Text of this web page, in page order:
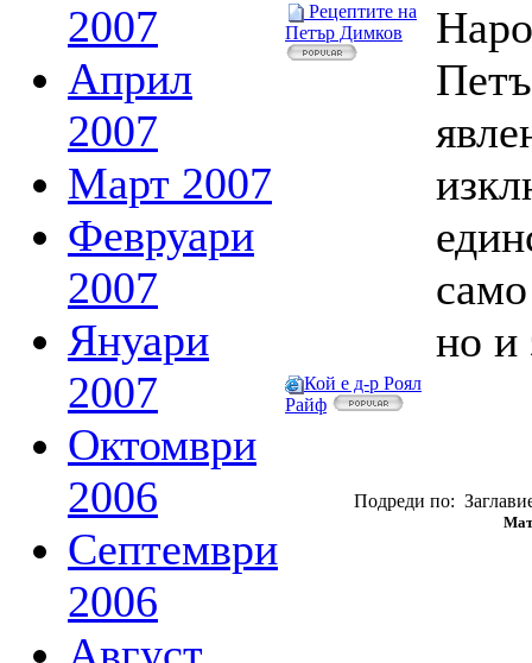
2007
Април
2007
Март 2007
Февруари
2007
Януари
2007
Октомври
2006
Септември
2006
Рецептите на
Петър Димков
но и
Кой е д-р Роял
Райф
Подреди по: